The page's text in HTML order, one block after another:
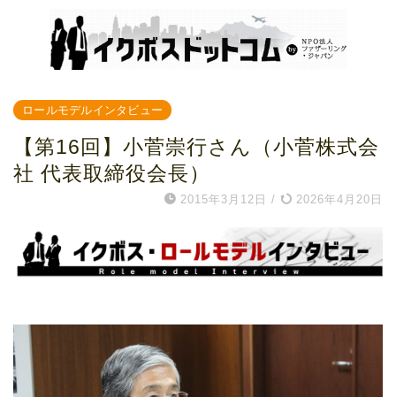
ロールモデルインタビュー
【第16回】小菅崇行さん（小菅株式会
社 代表取締役会長）
2015年3月12日 / 2026年4月20日